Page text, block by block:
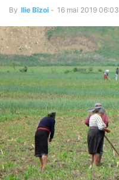
By Ilie Bîzoi - 16 mai 2019 06:03